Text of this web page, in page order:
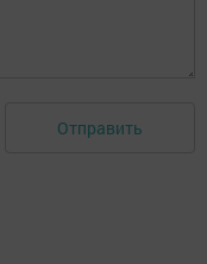
Отправить